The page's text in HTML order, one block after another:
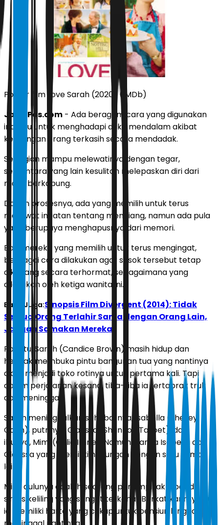
Poster film Love Sarah (2020) (IMDb)
JawaPos.com - Ada beragam cara yang digunakan
individu untuk menghadapi duka mendalam akibat
kehilangan orang terkasih secara mendadak.
Sebagian mampu melewatinya dengan tegar,
sementara yang lain kesulitan melepaskan diri dari
masa berkabung.
Dalam prosesnya, ada yang memilih untuk terus
merawat ingatan tentang mendiang, namun ada pula
yang berupaya menghapusnya dari memori.
Bagi mereka yang memilih untuk terus mengingat,
berbagai cara dilakukan agar sosok tersebut tetap
dikenang secara terhormat, sebagaimana yang
dilakukan oleh ketiga wanita ini.
Baca Juga:Sinopsis Film Divergent (2014): Tidak
Semua Orang Terlahir Sama dengan Orang Lain,
Jangan Samakan Mereka
Pagi itu, Sarah (Candice Brown) masih hidup dan
hendak membuka pintu bangunan tua yang nantinya
akan menjadi toko rotinya untuk pertama kali. Tapi
dalam perjalanan kesana, tiba-tiba ia tertabrak truk
dan meninggal.
Sarah meninggalkan sahabatnya, Isabella (Shelley
Conn), putrinya, Clarissa (Shannon Tarbet), dan
ibunya, Mimi (Celia Imrie). Namun, hanya Isabella dan
Clarissa yang memiliki hubungan dengan satu sama
lain.
Mimi dulunya adalah seorang penampil akrobat di
sirkus keliling yang sangat terkenal. Berkat karirnya itu,
ia memiliki harta yang cukup untuk pensiun hingga ia